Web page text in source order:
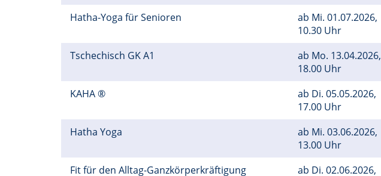
Hatha-Yoga für Senioren ab Mi. 01.07.2026,
10.30 Uhr
Tschechisch GK A1 ab Mo. 13.04.2026,
18.00 Uhr
KAHA ® ab Di. 05.05.2026,
17.00 Uhr
Hatha Yoga ab Mi. 03.06.2026,
13.00 Uhr
Fit für den Alltag-Ganzkörperkräftigung ab Di. 02.06.2026,